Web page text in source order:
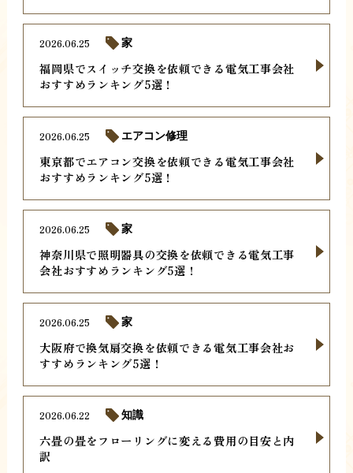
福岡県でスイッチ交換を依頼できる電気工事会社
おすすめランキング5選！
2026.06.25 家
東京都でエアコン交換を依頼できる電気工事会社
おすすめランキング5選！
2026.06.25 エアコン修理
神奈川県で照明器具の交換を依頼できる電気工事
会社おすすめランキング5選！
2026.06.25 家
大阪府で換気扇交換を依頼できる電気工事会社お
すすめランキング5選！
2026.06.25 家
六畳の畳をフローリングに変える費用の目安と内
訳
2026.06.22 知識